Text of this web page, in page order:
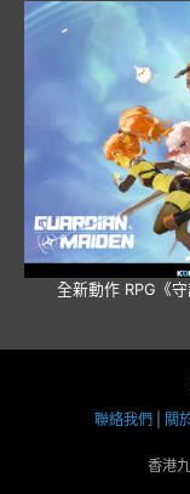
全新動作 RPG《
聯絡我們 關
香港